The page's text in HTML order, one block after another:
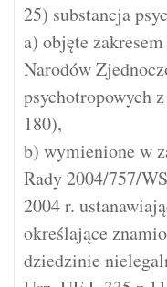
25) substancja
a) objęte
Narodów
psychotropowych
180),
b) wymienione w
Rady 2004/757/
2004 r.
określające
dziedzinie